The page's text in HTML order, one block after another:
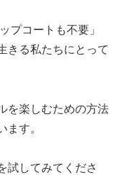
プコートも不要」
きる私たちにとって
を楽しむための方法
ます。
試してみてくださ